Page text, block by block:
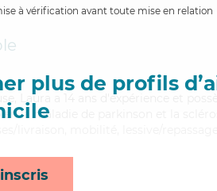
à vérification avant toute mise en relation
plus de profils
Laura a 14 ans d'expérience et
la maladie de parkinson et la